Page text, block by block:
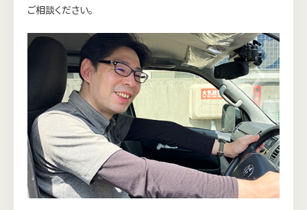
ご相談ください。